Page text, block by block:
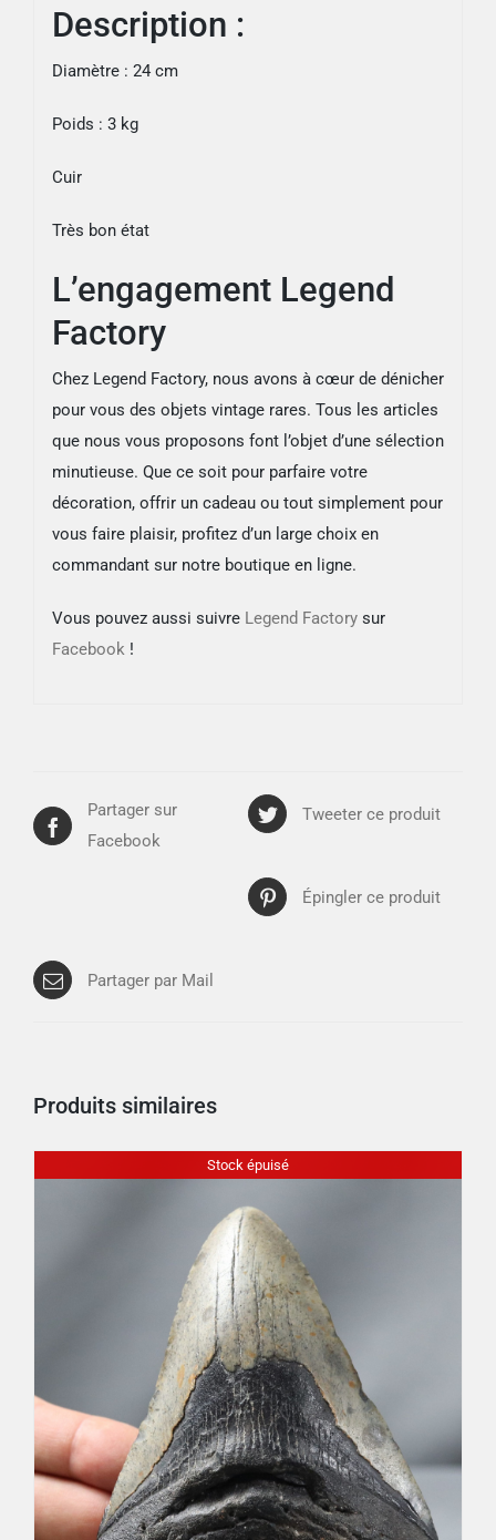
Description :
Diamètre : 24 cm
Poids : 3 kg
Cuir
Très bon état
L’engagement Legend
Factory
Chez Legend Factory, nous avons à cœur de dénicher
pour vous des objets vintage rares. Tous les articles
que nous vous proposons font l’objet d’une sélection
minutieuse. Que ce soit pour parfaire votre
décoration, offrir un cadeau ou tout simplement pour
vous faire plaisir, profitez d’un large choix en
commandant sur notre boutique en ligne.
Vous pouvez aussi suivre Legend Factorysur
Facebook!
Partager sur
Facebook
Tweeter ce produit
Épingler ce produit
Partager par Mail
Produits similaires
Stock épuisé